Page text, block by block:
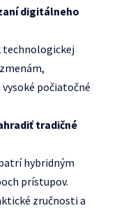
digitálneho
technologickej
počiatočné
tradičné
hybridným
prístupov.
zručnosti a